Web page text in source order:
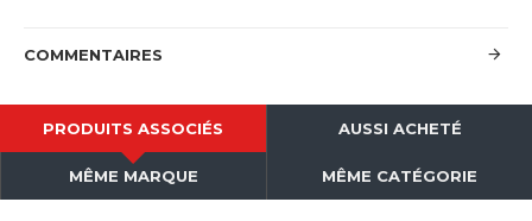
COMMENTAIRES
PRODUITS ASSOCIÉS AUSSI ACHETÉ
MÊME MARQUE MÊME CATÉGORIE